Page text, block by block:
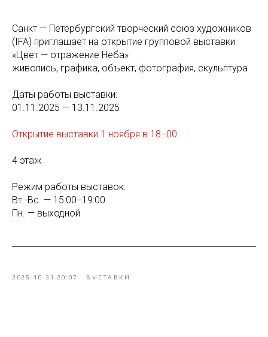
Санкт — Петербургский творческий союз художников
(IFA) приглашает на открытие групповой выставки
«Цвет — отражение Неба»
живопись, графика, объект, фотография, скульптура
Даты работы выставки:
01.11.2025 — 13.11.2025
Открытие выставки 1 ноября в 18−00
4 этаж
Режим работы выставок:
Вт.-Вс. — 15:00−19:00
Пн. — выходной
2025-10-31 20:07 ВЫСТАВКИ